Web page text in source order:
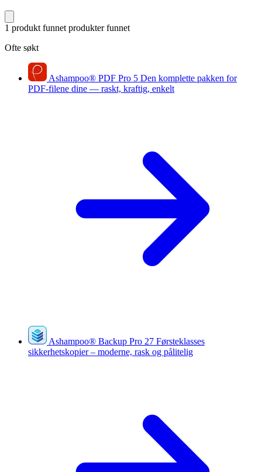
1 produkt funnet produkter funnet
Ofte søkt
Ashampoo® PDF Pro 5 Den komplette pakken for
PDF-filene dine — raskt, kraftig, enkelt
Ashampoo® Backup Pro 27 Førsteklasses
sikkerhetskopier – moderne, rask og pålitelig